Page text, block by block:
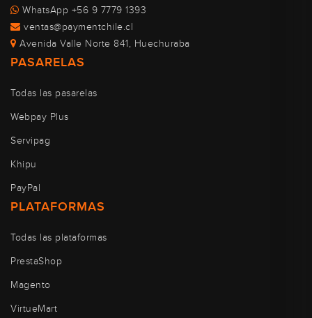
WhatsApp +56 9 7779 1393
ventas@paymentchile.cl
Avenida Valle Norte 841, Huechuraba
PASARELAS
Todas las pasarelas
Webpay Plus
Servipag
Khipu
PayPal
PLATAFORMAS
Todas las plataformas
PrestaShop
Magento
VirtueMart